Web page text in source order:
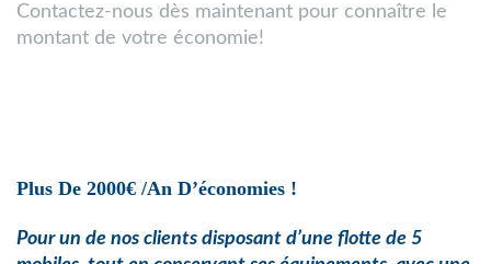
Contactez-nous dès maintenant pour connaître le
montant de votre économie!
Plus De 2000€ /an D’économies !
Pour un de nos clients disposant d’une flotte de 5